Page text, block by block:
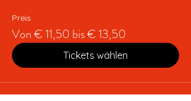
Preis
Von € 11,50 bis € 13,50
Tickets wählen